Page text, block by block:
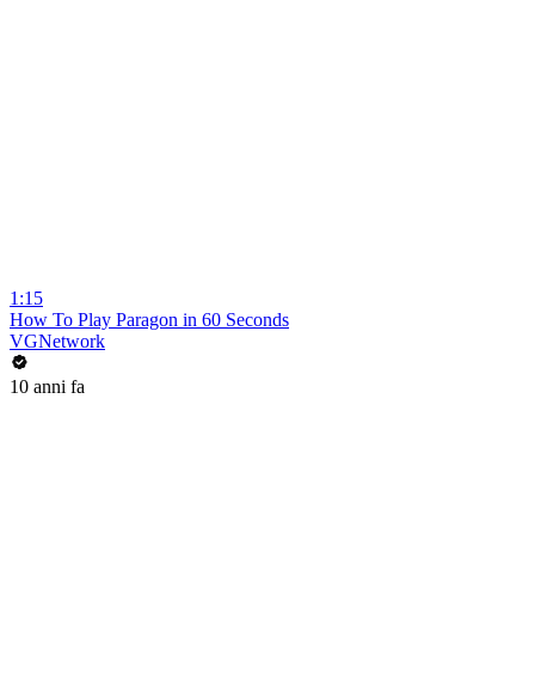
1:15
How To Play Paragon in 60 Seconds
VGNetwork
10 anni fa